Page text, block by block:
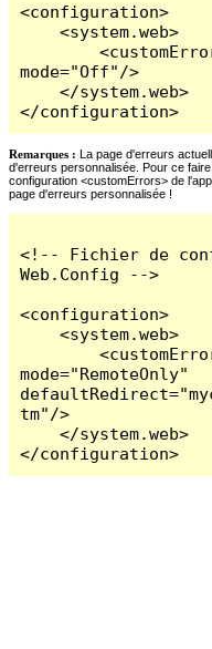
<configuration>
    <system.web>
        <customErrors
mode="Off"/>
    </system.web>
</configuration>
Remarques : La page d'erreurs
d'erreurs personnalisée. Pour ce
configuration <customErrors> de
page d'erreurs personnalisée !
<!-- Fichier de
Web.Config -->
<configuration>
    <system.web>
        <customErrors
mode="RemoteOnly"
tm"/>
    </system.web>
</configuration>